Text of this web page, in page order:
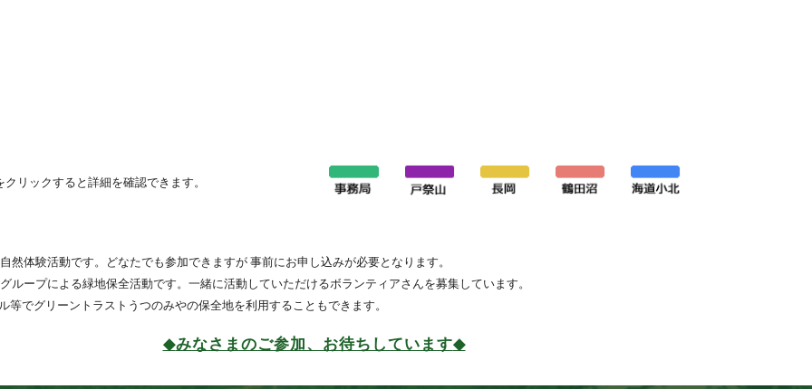
リックすると詳細を確認できます。
然体験活動です。どなたでも参加できますが 事前にお申し込みが必要となります。
ループによる緑地保全活動です。一緒に活動していただけるボランティアさんを募集しています。
等でグリーントラストうつのみやの保全地を利用することもできます。
◆みなさまのご参加、お待ちしています◆